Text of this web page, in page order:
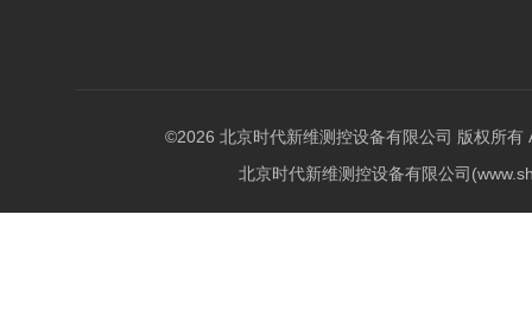
©2026 北京时代新维测控设备有限公司 版权所有
北京时代新维测控设备有限公司